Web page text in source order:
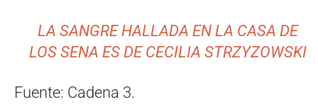
LA SANGRE HALLADA EN LA CASA DE
LOS SENA ES DE CECILIA STRZYZOWSKI
Fuente: Cadena 3.